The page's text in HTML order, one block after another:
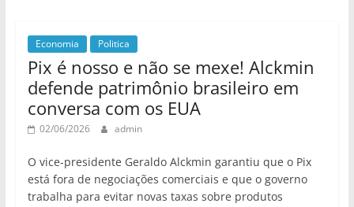
Economia Politica
Pix é nosso e não se mexe! Alckmin
defende patrimônio brasileiro em
conversa com os EUA
02/06/2026 admin
O vice-presidente Geraldo Alckmin garantiu que o Pix
está fora de negociações comerciais e que o governo
trabalha para evitar novas taxas sobre produtos